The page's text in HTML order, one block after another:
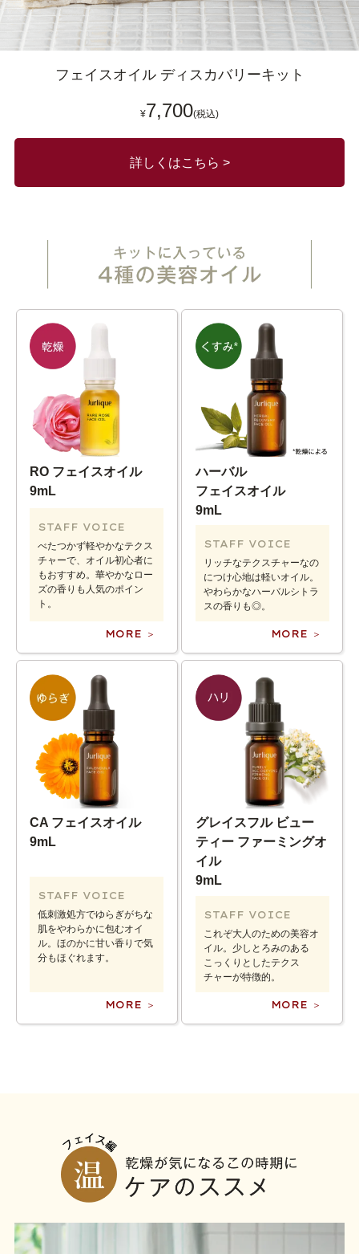
フェイスオイル ディスカバリーキット
¥7,700(税込)
詳しくはこちら >
RO フェイスオイル
9mL
STAFF VOICE
べたつかず軽やかなテクス
チャーで、オイル初心者に
もおすすめ。華やかなロー
ズの香りも人気のポイン
ト。
MORE ＞
ハーバル
フェイスオイル
9mL
STAFF VOICE
リッチなテクスチャーなの
につけ心地は軽いオイル。
やわらかなハーバルシトラ
スの香りも◎。
MORE ＞
CA フェイスオイル
9mL
STAFF VOICE
低刺激処方でゆらぎがちな
肌をやわらかに包むオイ
ル。ほのかに甘い香りで気
分もほぐれます。
MORE ＞
グレイスフル ビュー
ティー ファーミングオ
イル
9mL
STAFF VOICE
これぞ大人のための美容オ
イル。少しとろみのある
こっくりとしたテクス
チャーが特徴的。
MORE ＞